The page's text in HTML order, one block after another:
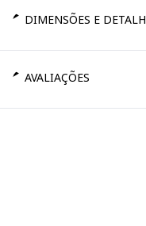
DIMENSÕES E
AVALIAÇÕES